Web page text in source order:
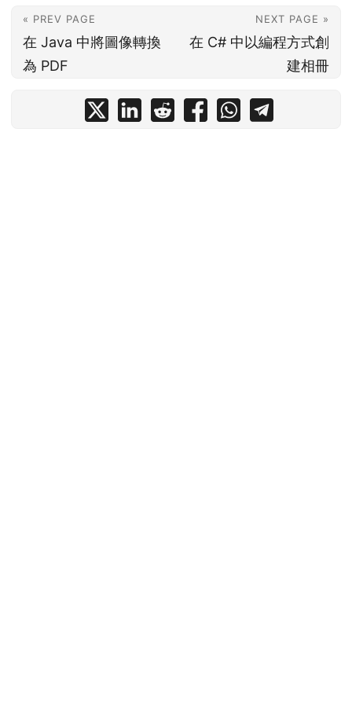
« PREV PAGE
在 Java 中將圖像轉換
為 PDF
NEXT PAGE »
在 C# 中以編程方式創
建相冊